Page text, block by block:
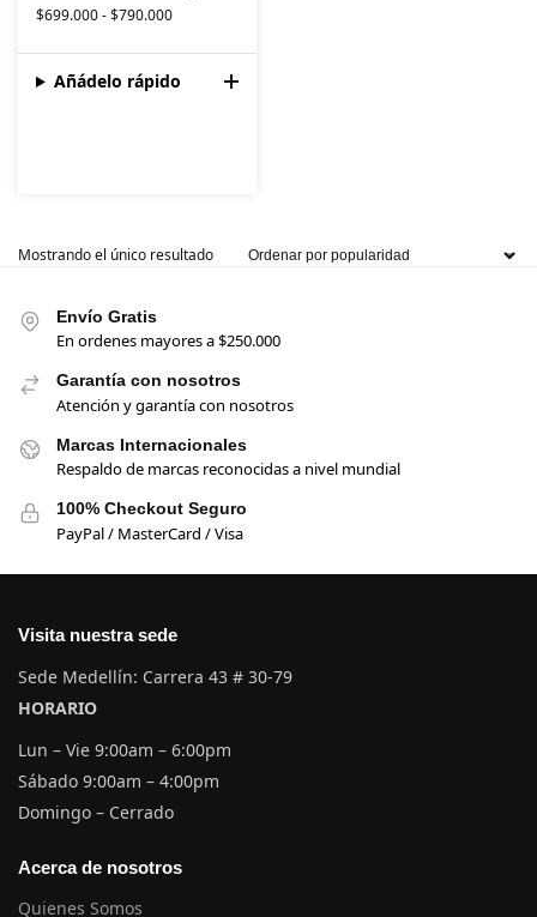
$699.000-$790.000
Añádelo rápido
Mostrando el único resultado
Envío Gratis
En ordenes mayores a $250.000
Garantía con nosotros
Atención y garantía con nosotros
Marcas Internacionales
Respaldo de marcas reconocidas a nivel mundial
100% Checkout Seguro
PayPal / MasterCard / Visa
Visita nuestra sede
Sede Medellín: Carrera 43 # 30-79
HORARIO
Lun – Vie 9:00am – 6:00pm
Sábado 9:00am – 4:00pm
Domingo – Cerrado
Acerca de nosotros
Quienes Somos